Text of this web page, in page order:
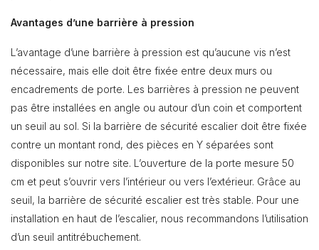
Avantages d’une barrière à pression
L’avantage d’une barrière à pression est qu’aucune vis n’est
nécessaire, mais elle doit être fixée entre deux murs ou
encadrements de porte. Les barrières à pression ne peuvent
pas être installées en angle ou autour d’un coin et comportent
un seuil au sol. Si la barrière de sécurité escalier doit être fixée
contre un montant rond, des pièces en Y séparées sont
disponibles sur notre site. L’ouverture de la porte mesure 50
cm et peut s’ouvrir vers l’intérieur ou vers l’extérieur. Grâce au
seuil, la barrière de sécurité escalier est très stable. Pour une
installation en haut de l’escalier, nous recommandons l’utilisation
d’un seuil antitrébuchement.